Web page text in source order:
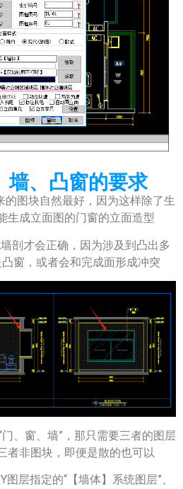
墙、凸窗的要求
的图块自然最好，因为这样除了生
生成立面图的门窗的立面造型
剖才会正确，因为涉及到凸出多
窗，或者会和完成面形成冲突
、窗、墙”，那只需要三者的图层
者非图块，即便是散的也可以
层指定的“【墙体】系统图层”、